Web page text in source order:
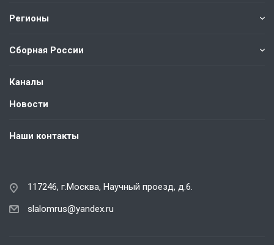
Регионы
Сборная России
Каналы
Новости
Наши контакты
117246, г.Москва, Научный проезд, д.6.
slalomrus@yandex.ru